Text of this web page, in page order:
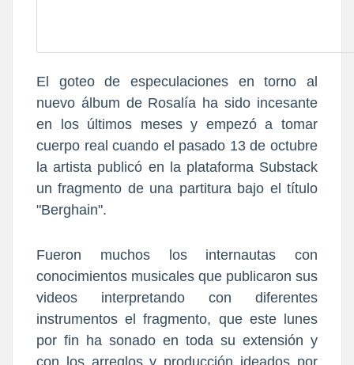
El goteo de especulaciones en torno al
nuevo álbum de Rosalía ha sido incesante
en los últimos meses y empezóa tomar
cuerpo real cuando el pasado 13 de octubre
la artista publicó en la plataforma Substack
un fragmento de una partitura bajo el título
"Berghain".
Fueron muchos los internautas con
conocimientos musicales que publicaron sus
videos interpretando con diferentes
instrumentos el fragmento, que este lunes
por fin ha sonado en toda su extensión y